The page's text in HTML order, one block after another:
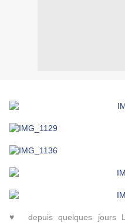
♥ depuis quelques jours